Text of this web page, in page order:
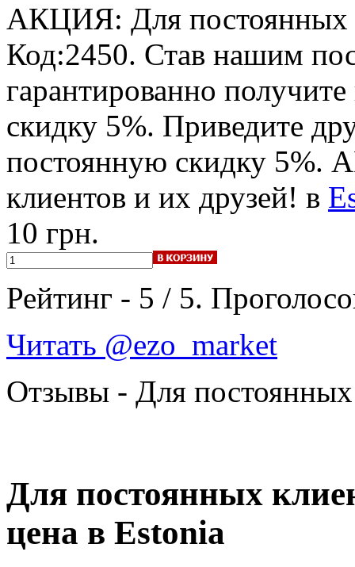
АКЦИЯ: Для постоянных
Код:2450. Став нашим
гарантированно
скидку 5%. Приведите
постоянную скидку 5%.
клиентов и их друзей! в
10 грн.
Рейтинг - 5 / 5.
Читать @ezo_market
Отзывы - Для
Для постоянных
цена в Estonia